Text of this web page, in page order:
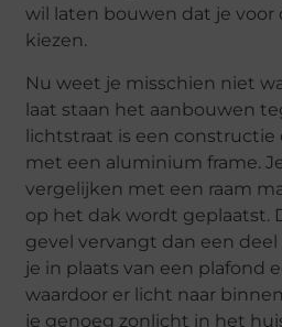
wil laten bouwen dat je voor
kiezen.
Nu weet je misschien niet
laat staan het aanbouwen
lichtstraat is een constructie
met een aluminium frame.
vergelijken met een raam
op het dak wordt geplaatst.
gevel vervangt dan een
je in plaats van een plafond
waardoor er licht naar
je genoeg zonlicht in het